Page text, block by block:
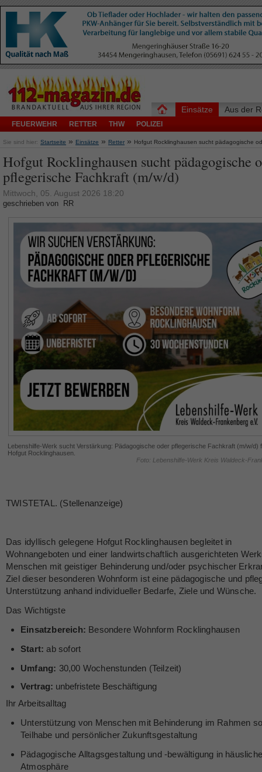
Einsätze
FEUERWEHR RETTER THW POLIZEI
Aus der
Sie sind hier: Startseite » Einsätze » Retter » Hofgut Rocklinghausen sucht pädagogische
Hofgut Rocklinghausen sucht pädagogische
pflegerische Fachkraft (m/w/d)
Mittwoch, 05. August 2026 18:20
geschrieben von RR
Lebenshilfe-Werk sucht Verstärkung: Pädagogische oder pflegerische Fachkraft (m/w/d)
Hofgut Rocklinghausen.
Foto: Lebenshilfe-Werk Kreis Waldeck-
TWISTETAL. (Stellenanzeige)
Das idyllisch gelegene Hofgut Rocklinghausen begleitet in
Wohnangeboten und einer landwirtschaftlich ausgerichteten
Menschen mit geistiger Behinderung und/oder psychischer
Ziel dieser besonderen Wohnform ist eine pädagogische und
Unterstützung anhand individueller Bedarfe, Ziele und Wünsche.
Das Wichtigste
Einsatzbereich: Besondere Wohnform Rocklinghausen
Start: ab sofort
Umfang: 30,00 Wochenstunden (Teilzeit)
Vertrag: unbefristete Beschäftigung
Ihr Arbeitsalltag
Unterstützung von Menschen mit Behinderung im Rahmen
Teilhabe und persönlicher Zukunftsgestaltung
Pädagogische Alltagsgestaltung und -bewältigung in
Atmosphäre